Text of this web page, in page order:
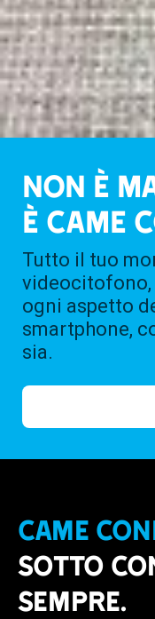
NON È
È CAME
Tutto il tuo
videocitofono,
ogni aspetto
smartphone,
sia.
CAME
SOTTO
SEMPRE.